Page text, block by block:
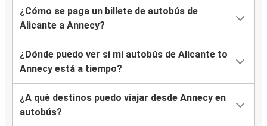
¿Cómo se paga un billete de autobús de
Alicante a Annecy?
¿Dónde puedo ver si mi autobús de Alicante to
Annecy está a tiempo?
¿A qué destinos puedo viajar desde Annecy en
autobús?